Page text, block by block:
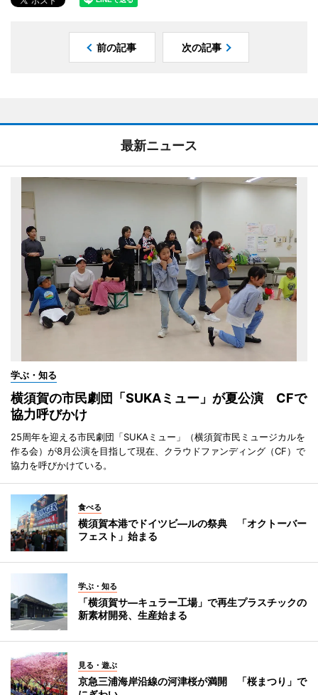
前の記事 次の記事
最新ニュース
学ぶ・知る
横須賀の市民劇団「SUKAミュー」が夏公演 CFで
協力呼びかけ
25周年を迎える市民劇団「SUKAミュー」（横須賀市民ミュージカルを
作る会）が8月公演を目指して現在、クラウドファンディング（CF）で
協力を呼びかけている。
食べる
横須賀本港でドイツビ―ルの祭典 「オクトーバー
フェスト」始まる
学ぶ・知る
「横須賀サ―キュラー工場」で再生プラスチックの
新素材開発、生産始まる
見る・遊ぶ
京急三浦海岸沿線の河津桜が満開 「桜まつり」で